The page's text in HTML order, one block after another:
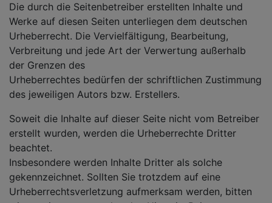
Die durch die Seitenbetreiber erstellten Inhalte und
Werke auf diesen Seiten unterliegen dem deutschen
Urheberrecht. Die Vervielfältigung, Bearbeitung,
Verbreitung und jede Art der Verwertung außerhalb
der Grenzen des
Urheberrechtes bedürfen der schriftlichen Zustimmung
des jeweiligen Autors bzw. Erstellers.
Soweit die Inhalte auf dieser Seite nicht vom Betreiber
erstellt wurden, werden die Urheberrechte Dritter
beachtet.
Insbesondere werden Inhalte Dritter als solche
gekennzeichnet. Sollten Sie trotzdem auf eine
Urheberrechtsverletzung aufmerksam werden, bitten